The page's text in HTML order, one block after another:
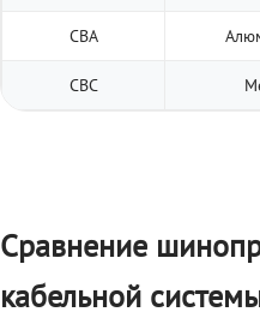
СВА
СВС
Сравнение
кабельной